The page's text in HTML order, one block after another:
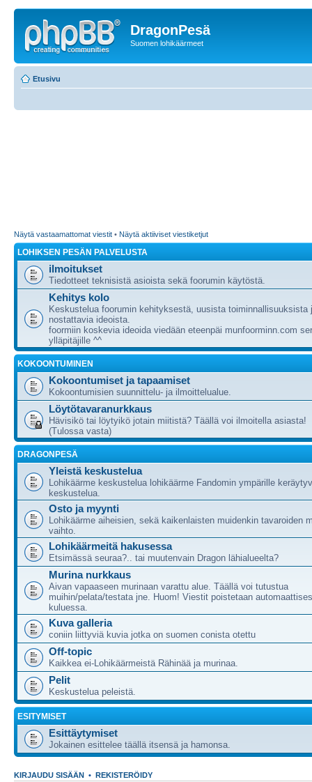
DragonPesä
Suomen lohikäärmeet
Etusivu
Näytä vastaamattomat viestit • Näytä aktiiviset viestiketjut
LOHIKSEN PESÄN PALVELUSTA
ilmoitukset
Tiedotteet teknisistä asioista sekä foorumin käytöstä.
Kehitys kolo
Keskustelua foorumin kehityksestä, uusista toiminnallisuuksista
nostattavia ideoista.
foormiin koskevia ideoida viedään eteenpäi munfoorminn.com
ylläpitäjille ^^
KOKOONTUMINEN
Kokoontumiset ja tapaamiset
Kokoontumisien suunnittelu- ja ilmoittelualue.
Löytötavaranurkkaus
Hävisikö tai löytyikö jotain miitistä? Täällä voi ilmoitella asiasta!
(Tulossa vasta)
DRAGONPESÄ
Yleistä keskustelua
Lohikäärme keskustelua lohikäärme Fandomin ympärille
keskustelua.
Osto ja myynti
Lohikäärme aiheisien, sekä kaikenlaisten muidenkin tavaroiden
vaihto.
Lohikäärmeitä hakusessa
Etsimässä seuraa?.. tai muutenvain Dragon lähialueelta?
Murina nurkkaus
Aivan vapaaseen murinaan varattu alue. Täällä voi tutustua
muihin/pelata/testata jne. Huom! Viestit poistetaan
kuluessa.
Kuva galleria
coniin liittyviä kuvia jotka on suomen conista otettu
Off-topic
Kaikkea ei-Lohikäärmeistä Rähinää ja murinaa.
Pelit
Keskustelua peleistä.
ESITYMISET
Esittäytymiset
Jokainen esittelee täällä itsensä ja hamonsa.
KIRJAUDU SISÄÄN • REKISTERÖIDY